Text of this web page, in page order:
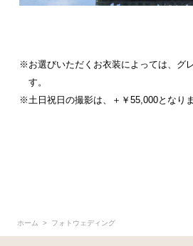
※お選びいただくお衣装によっては、グ
す。
※土日祝日の撮影は、＋￥55,000となり
ホーム フォトウェディング